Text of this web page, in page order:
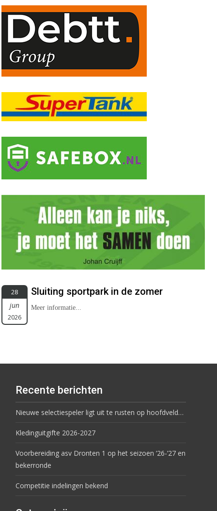
28
jun
2026
Sluiting sportpark in de zomer
Meer informatie...
Recente berichten
Nieuwe selectiespeler ligt uit te rusten op hoofdveld…
Kledinguitgifte 2026-2027
Voorbereiding asv Dronten 1 op het seizoen ’26-’27 en
bekerronde
Competitie indelingen bekend